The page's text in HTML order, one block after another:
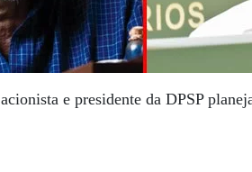
acionista e presidente da DPSP